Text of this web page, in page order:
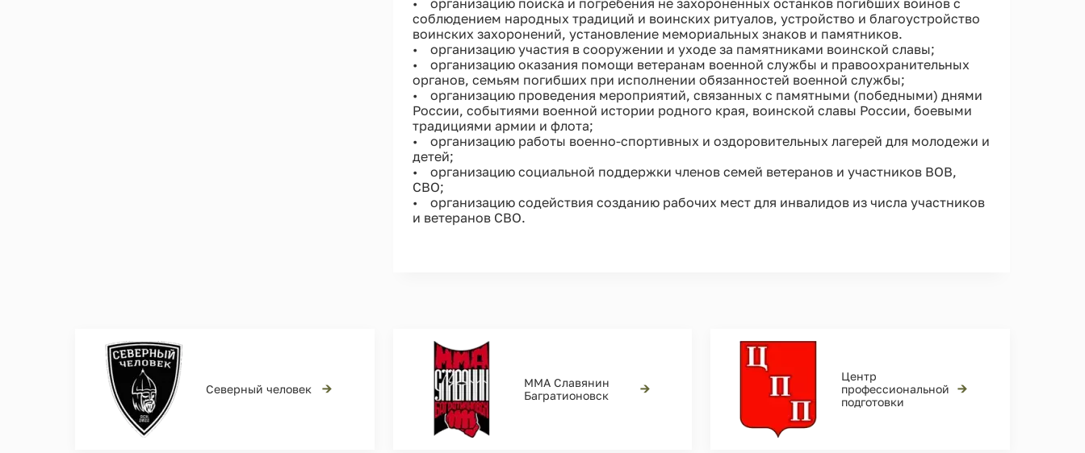
соблюдением народных традиций и воинских ритуалов, устройство и благоустройство
воинских захоронений, установление мемориальных знаков и памятников.
• организацию участия в сооружении и уходе за памятниками воинской славы;
• организацию оказания помощи ветеранам военной службы и правоохранительных
органов, семьям погибших при исполнении обязанностей военной службы;
• организацию проведения мероприятий, связанных с памятными (победными) днями
России, событиями военной истории родного края, воинской славы России, боевыми
традициями армии и флота;
• организацию работы военно-спортивных и оздоровительных лагерей для молодежи и
детей;
• организацию социальной поддержки членов семей ветеранов и участников ВОВ,
СВО;
• организацию содействия созданию рабочих мест для инвалидов из числа участников
и ветеранов СВО.
Северный человек →
ММА Славянин
Багратионовск
→
Центр
профессиональной
подготовки
→